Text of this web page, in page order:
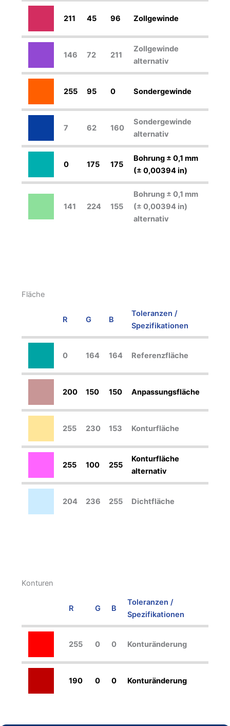
211 45 96 Zollgewinde
146 72 211
Zollgewinde
alternativ
255 95 0 Sondergewinde
7 62 160
Sondergewinde
alternativ
0 175 175
Bohrung ± 0,1 mm
(± 0,00394 in)
141 224 155
Bohrung ± 0,1 mm
(± 0,00394 in)
alternativ
Fläche
R G B
Toleranzen /
Spezifikationen
0 164 164 Referenzfläche
200 150 150 Anpassungsfläche
255 230 153 Konturfläche
255 100 255
Konturfläche
alternativ
204 236 255 Dichtfläche
Konturen
R G B
Toleranzen /
Spezifikationen
255 0 0 Konturänderung
190 0 0 Konturänderung